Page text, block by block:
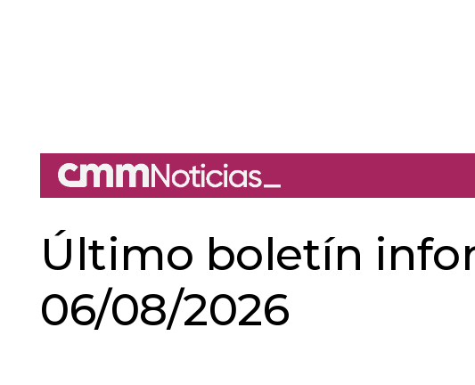
Último boletín
06/08/2026